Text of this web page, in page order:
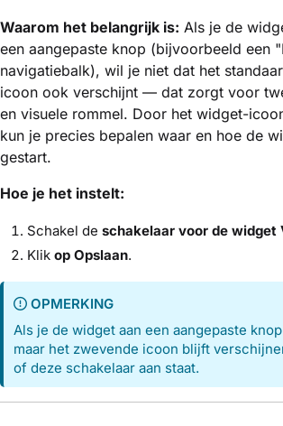
Waarom het belangrijk is: Als je de
een aangepaste knop (bijvoorbeeld een
navigatiebalk), wil je niet dat het
icoon ook verschijnt — dat zorgt voor
en visuele rommel. Door het widget-
kun je precies bepalen waar en hoe de
gestart.
Hoe je het instelt:
Schakel de schakelaar voor de widget
Klik op Opslaan.
OPMERKING
Als je de widget aan een aangepaste
maar het zwevende icoon blijft
of deze schakelaar aan staat.